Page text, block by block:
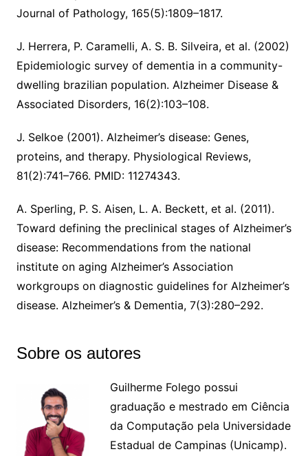
Journal of Pathology, 165(5):1809–1817.
J. Herrera, P. Caramelli, A. S. B. Silveira, et al. (2002)
Epidemiologic survey of dementia in a community-
dwelling brazilian population. Alzheimer Disease &
Associated Disorders, 16(2):103–108.
J. Selkoe (2001). Alzheimer’s disease: Genes,
proteins, and therapy. Physiological Reviews,
81(2):741–766. PMID: 11274343.
A. Sperling, P. S. Aisen, L. A. Beckett, et al. (2011).
Toward defining the preclinical stages of Alzheimer’s
disease: Recommendations from the national
institute on aging Alzheimer’s Association
workgroups on diagnostic guidelines for Alzheimer’s
disease. Alzheimer’s & Dementia, 7(3):280–292.
Sobre os autores
Guilherme Folego possui
graduação e mestrado em Ciência
da Computação pela Universidade
Estadual de Campinas (Unicamp).